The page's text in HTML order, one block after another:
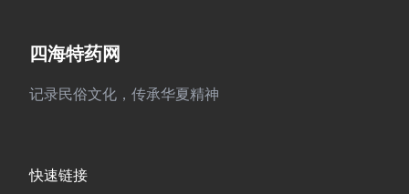
四海特药网
记录民俗文化，传承华夏精神
快速链接